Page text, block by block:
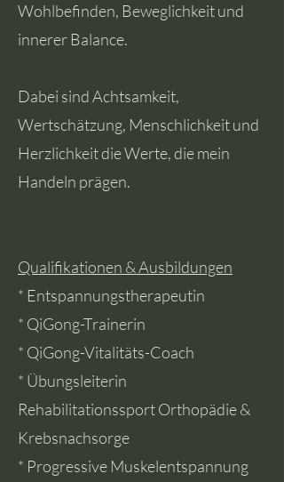
Wohlbefinden, Beweglichkeit und
innerer Balance.
Dabei sind Achtsamkeit,
Wertschätzung, Menschlichkeit und
Herzlichkeit die Werte, die mein
Handeln prägen.
Qualifikationen & Ausbildungen
* Entspannungstherapeutin
* QiGong-Trainerin
* QiGong-Vitalitäts-Coach
* Übungsleiterin
Rehabilitationssport Orthopädie &
Krebsnachsorge
* Progressive Muskelentspannung